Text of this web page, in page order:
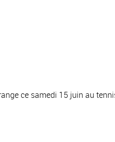
ce samedi 15 juin au